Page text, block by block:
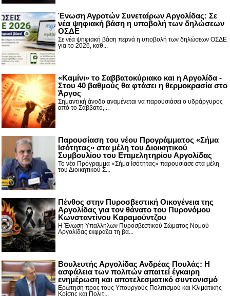
Ένωση Αγροτών Συνεταίρων Αργολίδας: Σε
νέα ψηφιακή βάση η υποβολή των δηλώσεων
ΟΣΔΕ
Σε νέα ψηφιακή βάση περνά η υποβολή των δηλώσεων ΟΣΔΕ
για το 2026, καθ...
«Καμίνι» το Σαββατοκύριακο και η Αργολίδα -
Στου 40 βαθμούς θα φτάσει η θερμοκρασία στο
Άργος
Σημαντική άνοδο αναμένεται να παρουσιάσει ο υδράργυρος
από το Σάββατο,...
Παρουσίαση του νέου Προγράμματος «Σήμα
Ισότητας» στα μέλη του Διοικητικού
Συμβουλίου του Επιμελητηρίου Αργολίδας
Το νέο Πρόγραμμα «Σήμα Ισότητας» παρουσίασε στα μέλη
του Διοικητικού Σ...
Πένθος στην Πυροσβεστική Οικογένεια της
Αργολίδας για τον θάνατο του Πυρονόμου
Κωνσταντίνου Καραμούντζου
Η Ένωση Υπαλλήλων Πυροσβεστικού Σώματος Νομού
Αργολίδας εκφράζει τη βα...
Βουλευτής Αργολίδας Ανδρέας Πουλάς: Η
ασφάλεια των πολιτών απαιτεί έγκαιρη
ενημέρωση και αποτελεσματικό συντονισμό
Ερώτηση προς τους Υπουργούς Πολιτισμού και Κλιματικής
Κρίσης και Πολιτ...